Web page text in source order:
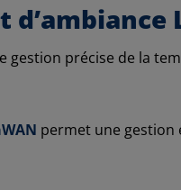
gestion précise de la
permet une gestion